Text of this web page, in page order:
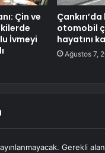
Çin ve
İvmeyi
otomobil
hayatını
Ağustos 7,
Gerekli